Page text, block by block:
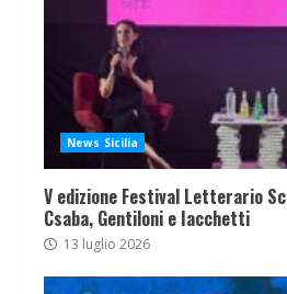
News Sicilia
V edizione Festival Letterario
Csaba, Gentiloni e Iacchetti
13 luglio 2026